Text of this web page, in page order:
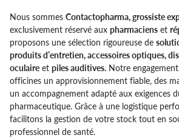
Nous sommes Contactopharma, grossiste
exclusivement réservé aux pharmaciens et
proposons une sélection rigoureuse de
produits d’entretien, accessoires optiques,
oculaire et piles auditives. Notre
officines un approvisionnement fiable, des
un accompagnement adapté aux exigences
pharmaceutique. Grâce à une logistique
facilitons la gestion de votre stock tout en
professionnel de santé.